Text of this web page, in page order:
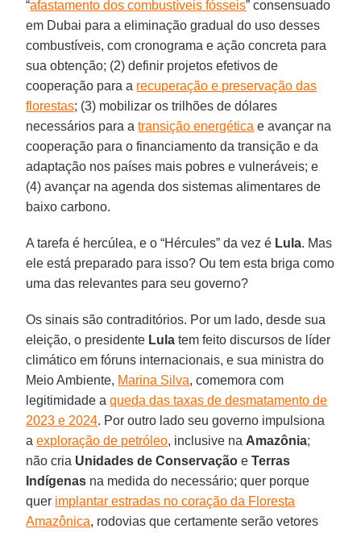
“afastamento dos combustíveis fósseis” consensuado
em Dubai para a eliminação gradual do uso desses
combustíveis, com cronograma e ação concreta para
sua obtenção; (2) definir projetos efetivos de
cooperação para a recuperação e preservação das
florestas; (3) mobilizar os trilhões de dólares
necessários para atransição energética e avançar na
cooperação para o financiamento da transição e da
adaptação nos países mais pobres e vulneráveis; e
(4) avançar na agenda dos sistemas alimentares de
baixo carbono.
A tarefa é hercúlea, e o “Hércules” da vez é Lula. Mas
ele está preparado para isso? Ou tem esta briga como
uma das relevantes para seu governo?
Os sinais são contraditórios. Por um lado, desde sua
eleição, o presidente Lula tem feito discursos de líder
climático em fóruns internacionais, e sua ministra do
Meio Ambiente, Marina Silva, comemora com
legitimidade aqueda das taxas de desmatamento de
2023 e 2024. Por outro lado seu governo impulsiona
aexploração de petróleo, inclusive na Amazônia;
não cria Unidades de Conservação eTerras
Indígenas na medida do necessário; quer porque
quer implantar estradas no coração da Floresta
Amazônica, rodovias que certamente serão vetores